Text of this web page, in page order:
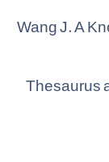
Wang J. A
Thesaurus